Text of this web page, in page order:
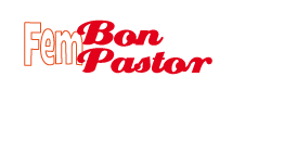
contingut